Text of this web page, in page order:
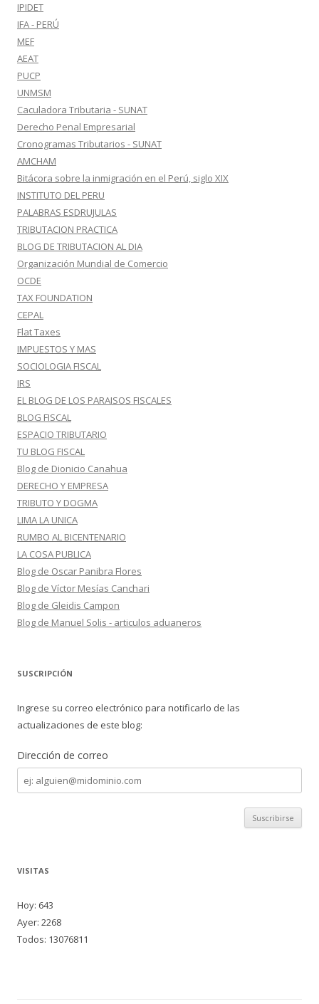
IPIDET
IFA - PERÚ
MEF
AEAT
PUCP
UNMSM
Caculadora Tributaria - SUNAT
Derecho Penal Empresarial
Cronogramas Tributarios - SUNAT
AMCHAM
Bitácora sobre la inmigración en el Perú, siglo XIX
INSTITUTO DEL PERU
PALABRAS ESDRUJULAS
TRIBUTACION PRACTICA
BLOG DE TRIBUTACION AL DIA
Organización Mundial de Comercio
OCDE
TAX FOUNDATION
CEPAL
Flat Taxes
IMPUESTOS Y MAS
SOCIOLOGIA FISCAL
IRS
EL BLOG DE LOS PARAISOS FISCALES
BLOG FISCAL
ESPACIO TRIBUTARIO
TU BLOG FISCAL
Blog de Dionicio Canahua
DERECHO Y EMPRESA
TRIBUTO Y DOGMA
LIMA LA UNICA
RUMBO AL BICENTENARIO
LA COSA PUBLICA
Blog de Oscar Panibra Flores
Blog de Víctor Mesías Canchari
Blog de Gleidis Campon
Blog de Manuel Solis - articulos aduaneros
SUSCRIPCIÓN
Ingrese su correo electrónico para notificarlo de las
actualizaciones de este blog:
Dirección de correo
Dirección
de
correo
VISITAS
Hoy: 643
Ayer: 2268
Todos: 13076811